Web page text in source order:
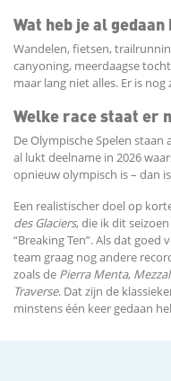
Wat heb je al
Wandelen, fietsen,
canyoning, meerdaagse
maar lang niet alles. Er is
Welke race staat er
De Olympische Spelen
al lukt deelname in 2026
opnieuw olympisch is – dan
Een realistischer doel op
des Glaciers, die ik dit
“Breaking Ten”. Als dat
team graag nog andere
zoals de Pierra Menta,
Traverse. Dat zijn de
minstens één keer gedaan